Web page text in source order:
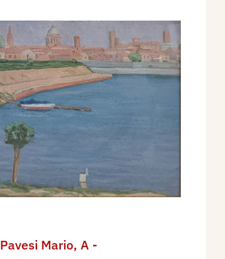
Pavesi Mario, A -